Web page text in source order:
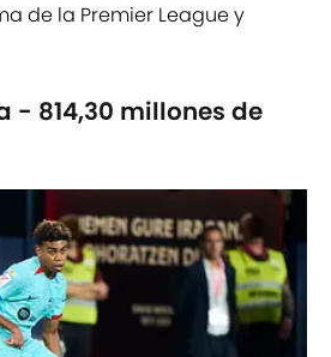
de la Premier League y
- 814,30 millones de